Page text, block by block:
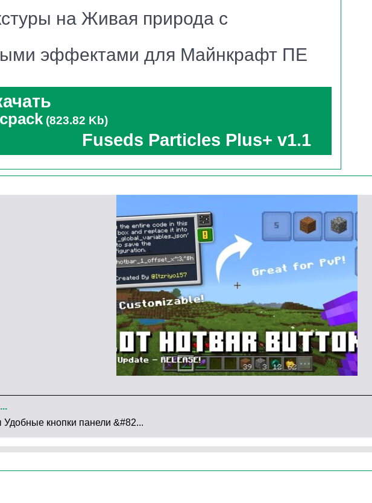
как преображается привычная среда, становясь максимально
детализация погодных явлений и окружающего
превращается в зрелищное событие:капли разбиваются о
красивые всплески и постепенно формируя лужи.Падающие листья
, создавая осеннее настроение в любое время
игровой мир удивительной атмосферой.
на Живая природа с
эффектами для Майнкрафт ПЕ
(823.82 Kb)
Fuseds Particles Plus+ v1.1
Удобные кнопки панели &#82...